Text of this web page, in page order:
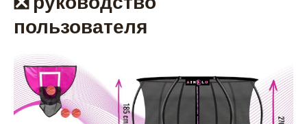
пользователя